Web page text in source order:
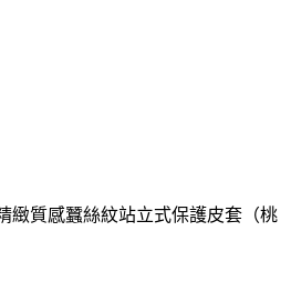
緻質感蠶絲紋站立式保護皮套（桃